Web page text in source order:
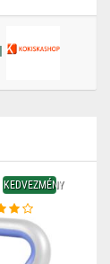
KEDVEZMÉNY